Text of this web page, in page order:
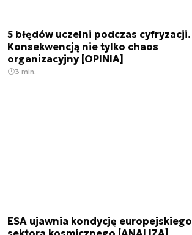
5 błędów uczelni podczas cyfryzacji.
Konsekwencją nie tylko chaos
organizacyjny [OPINIA]
3 min.
ESA ujawnia kondycję europejskiego